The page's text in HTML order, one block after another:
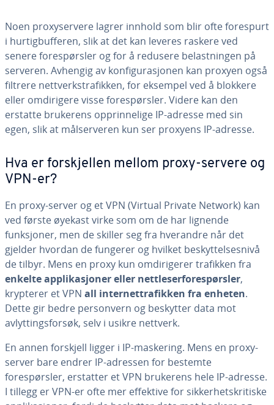
Noen proxyservere lagrer innhold som blir ofte forespurt
i hurtigbufferen, slik at det kan leveres raskere ved
senere forespørsler og for å redusere belastningen på
serveren. Avhengig av konfigurasjonen kan proxyen også
filtrere nettverkstrafikken, for eksempel ved å blokkere
eller omdirigere visse forespørsler. Videre kan den
erstatte brukerens opprinnelige IP-adresse med sin
egen, slik at målserveren kun ser proxyens IP-adresse.
Hva er forskjellen mellom proxy-servere og
VPN-er?
En proxy-server og et VPN (Virtual Private Network) kan
ved første øyekast virke som om de har lignende
funksjoner, men de skiller seg fra hverandre når det
gjelder hvordan de fungerer og hvilket beskyttelsesnivå
de tilbyr. Mens en proxy kun omdirigerer trafikken fra
enkelte applikasjoner eller nettleserforespørsler,
krypterer et VPN all internettrafikken fra enheten.
Dette gir bedre personvern og beskytter data mot
avlyttingsforsøk, selv i usikre nettverk.
En annen forskjell ligger i IP-maskering. Mens en proxy-
server bare endrer IP-adressen for bestemte
forespørsler, erstatter et VPN brukerens hele IP-adresse.
I tillegg er VPN-er ofte mer effektive for sikkerhetskritiske